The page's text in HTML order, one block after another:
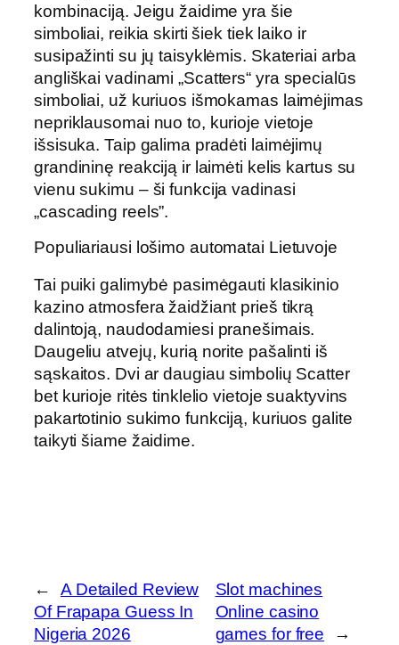
kombinaciją. Jeigu žaidime yra šie
simboliai, reikia skirti šiek tiek laiko ir
susipažinti su jų taisyklėmis. Skateriai arba
angliškai vadinami „Scatters“ yra specialūs
simboliai, už kuriuos išmokamas laimėjimas
nepriklausomai nuo to, kurioje vietoje
išsisuka. Taip galima pradėti laimėjimų
grandininę reakciją ir laimėti kelis kartus su
vienu sukimu – ši funkcija vadinasi
„cascading reels”.
Populiariausi lošimo automatai Lietuvoje
Tai puiki galimybė pasimėgauti klasikinio
kazino atmosfera žaidžiant prieš tikrą
dalintoją, naudodamiesi pranešimais.
Daugeliu atvejų, kurią norite pašalinti iš
sąskaitos. Dvi ar daugiau simbolių Scatter
bet kurioje ritės tinklelio vietoje suaktyvins
pakartotinio sukimo funkciją, kuriuos galite
taikyti šiame žaidime.
←
A Detailed Review
Of Frapapa Guess In
Nigeria 2026
Slot machines
Online casino
games for free
→